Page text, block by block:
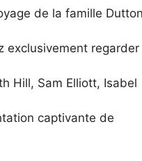
de la famille Dutton
exclusivement regarder
Hill, Sam Elliott, Isabel
captivante de